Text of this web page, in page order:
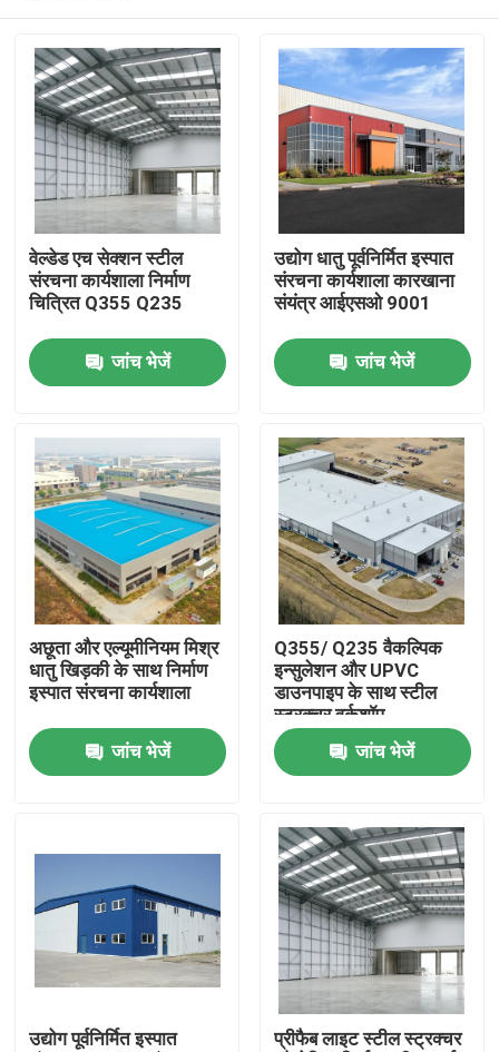
उत्पादों
वीडियो
हमारे बारे में
कारखाना भ्रमण
गुणवत्ता नियंत्रण
इस्पात संरचना गोदाम
इस्पात संरचना कार्यशाला
हल्के इस्पात संरचना
वेल्डेड एच सेक्शन स्टील
संरचना कार्यशाला निर्माण
चित्रित Q355 Q235
जांच भेजें
उद्योग धातु पूर्वनिर्मित इस्पात
संरचना कार्यशाला कारखाना
संयंत्र आईएसओ 9001
जांच भेजें
अछूता और एल्यूमीनियम मिश्र
धातु खिड़की के साथ निर्माण
इस्पात संरचना कार्यशाला
जांच भेजें
Q355/ Q235 वैकल्पिक
इन्सुलेशन और UPVC
डाउनपाइप के साथ स्टील
स्ट्रक्चर वर्कशॉप
जांच भेजें
उद्योग पूर्वनिर्मित इस्पात
प्रीफैब लाइट स्टील स्ट्रक्चर